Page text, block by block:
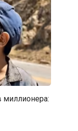
миллионера: